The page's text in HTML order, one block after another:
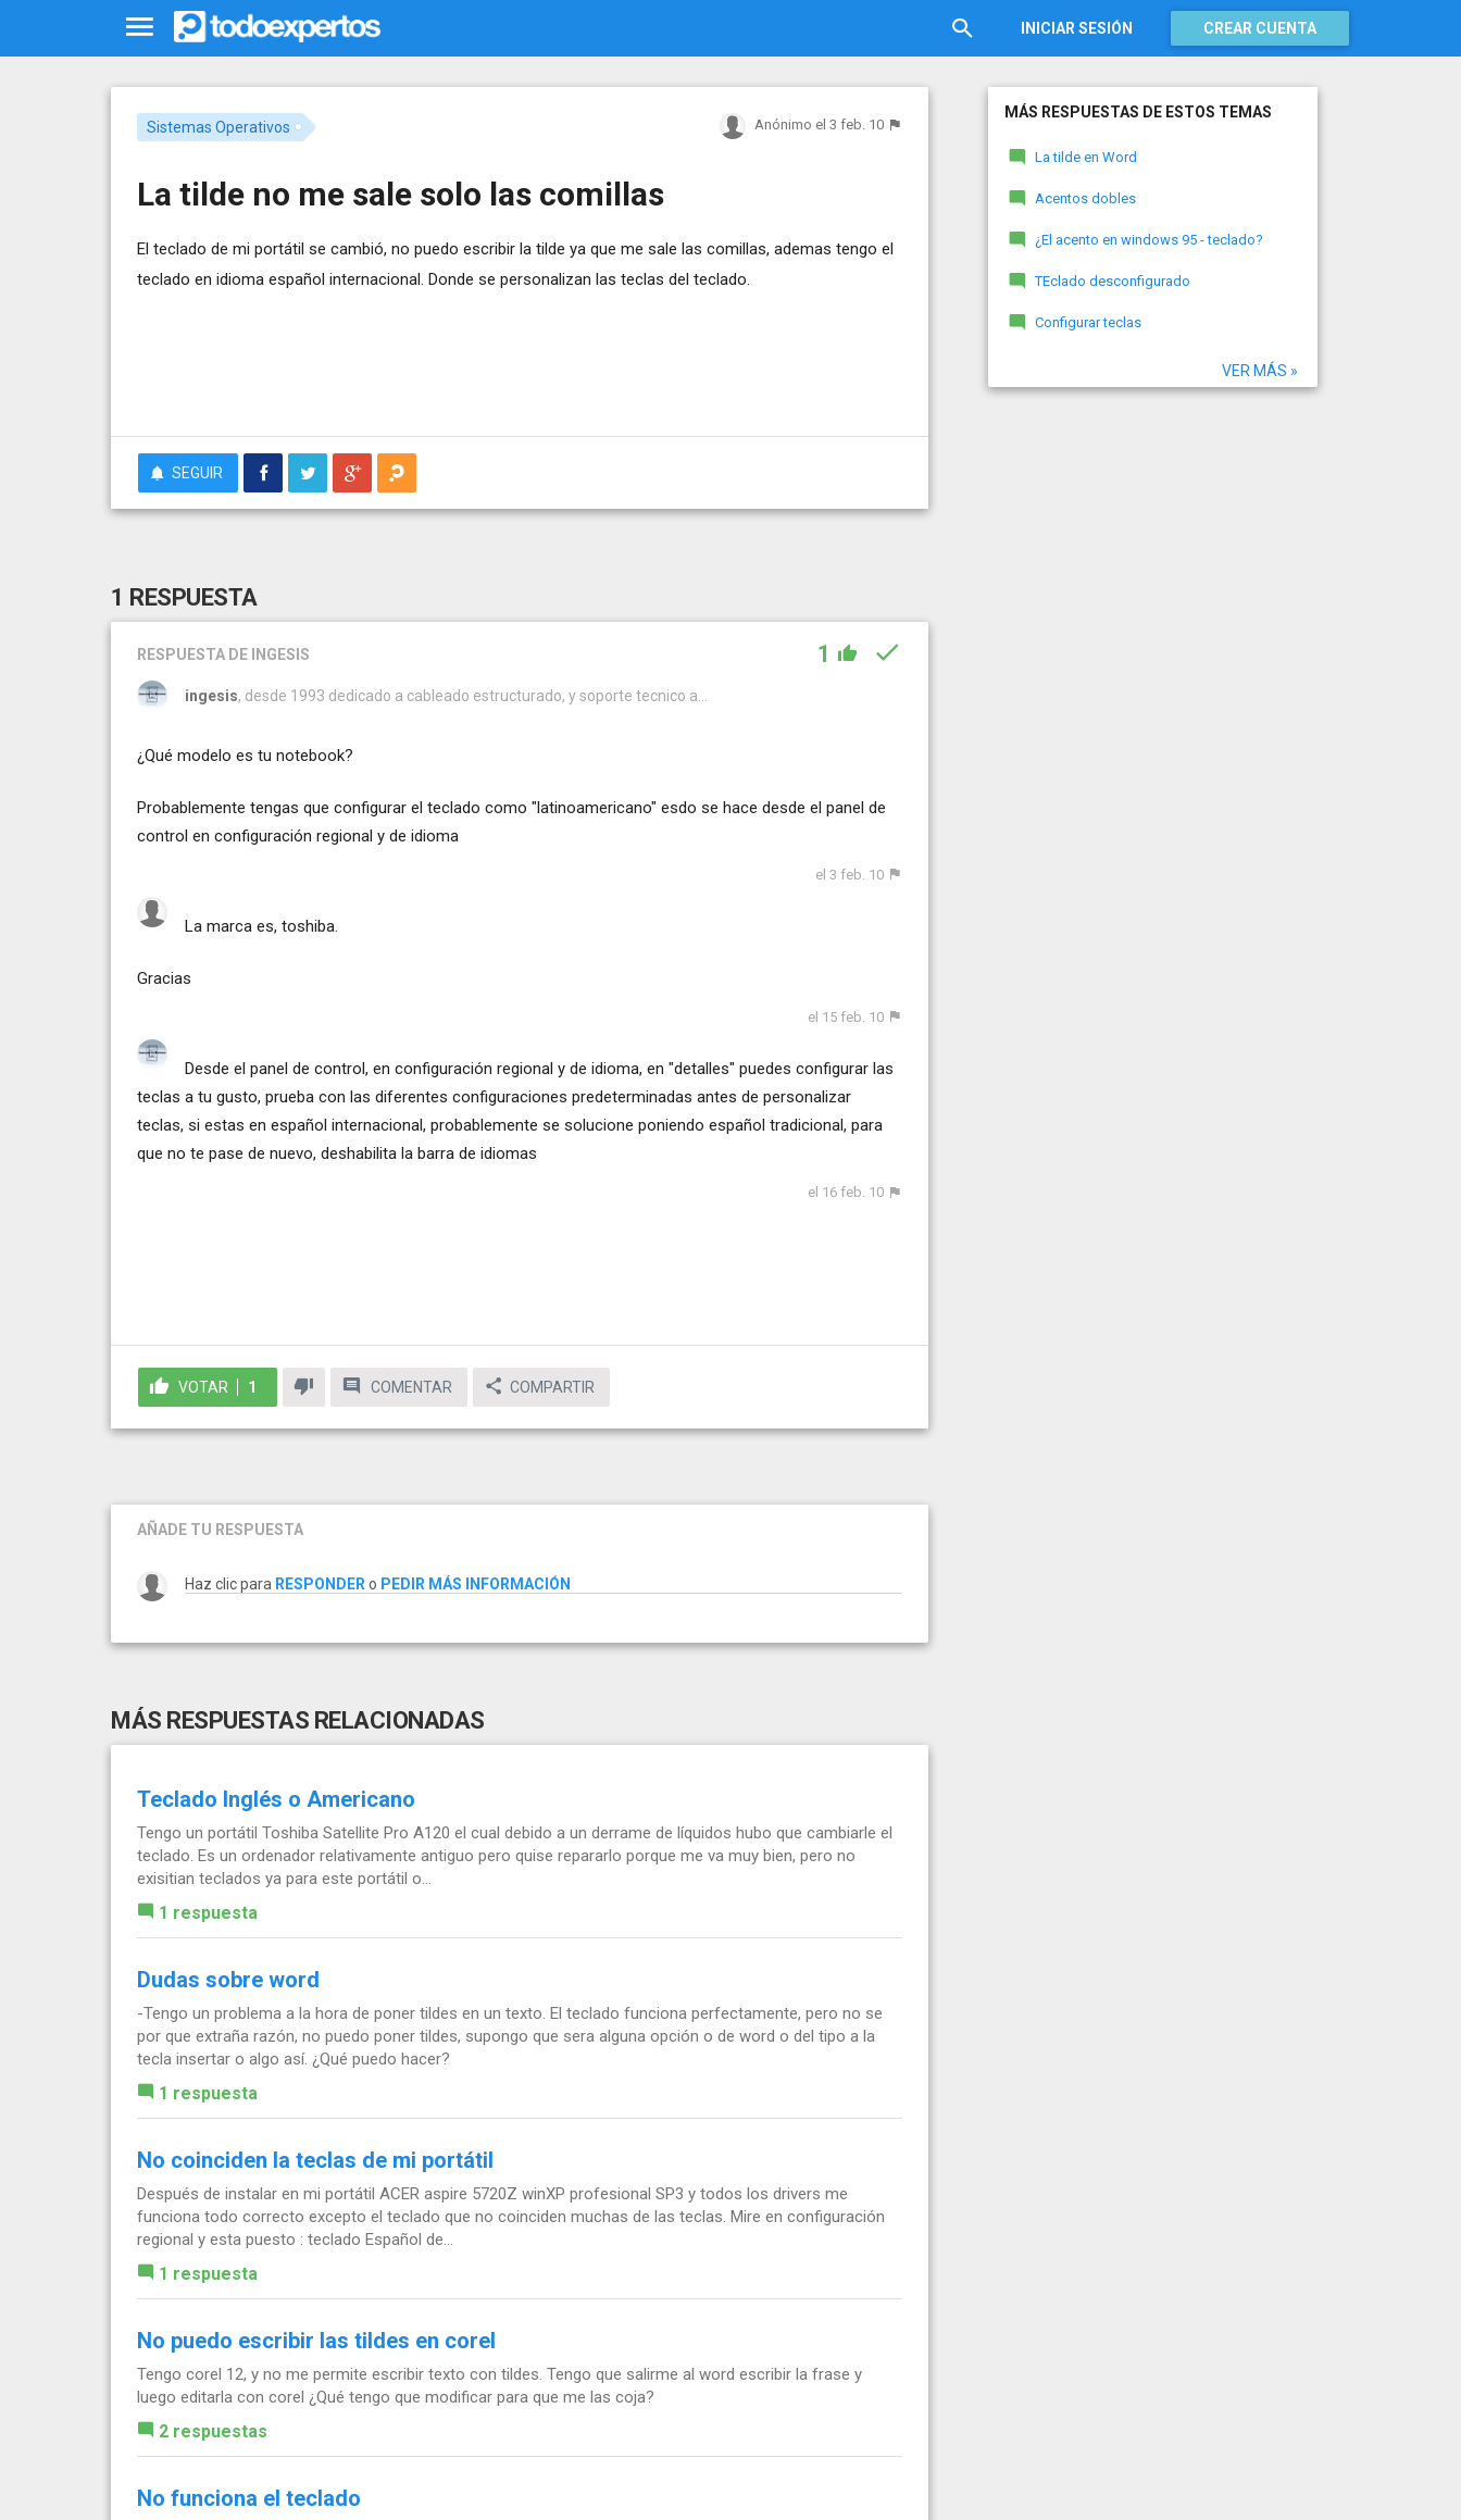
INICIAR SESIÓN CREAR CUENTA
Sistemas Operativos Anónimo el 3 feb. 10
La tilde no me sale solo las comillas
El teclado de mi portátil se cambió, no puedo escribir la tilde ya que me sale las comillas, ademas tengo el
teclado en idioma español internacional. Donde se personalizan las teclas del teclado.
SEGUIR
1 RESPUESTA
RESPUESTA DE INGESIS 1
ingesis, desde 1993 dedicado a cableado estructurado, y soporte tecnico a...
¿Qué modelo es tu notebook?
Probablemente tengas que configurar el teclado como "latinoamericano" esdo se hace desde el panel de
control en configuración regional y de idioma
el 3 feb. 10
La marca es, toshiba.
Gracias
el 15 feb. 10
Desde el panel de control, en configuración regional y de idioma, en "detalles" puedes configurar las
teclas a tu gusto, prueba con las diferentes configuraciones predeterminadas antes de personalizar
teclas, si estas en español internacional, probablemente se solucione poniendo español tradicional, para
que no te pase de nuevo, deshabilita la barra de idiomas
el 16 feb. 10
VOTAR 1 COMENTAR COMPARTIR
AÑADE TU RESPUESTA
Haz clic para RESPONDER o PEDIR MÁS INFORMACIÓN
MÁS RESPUESTAS RELACIONADAS
Teclado Inglés o Americano
Tengo un portátil Toshiba Satellite Pro A120 el cual debido a un derrame de líquidos hubo que cambiarle el
teclado. Es un ordenador relativamente antiguo pero quise repararlo porque me va muy bien, pero no
exisitian teclados ya para este portátil o...
1 respuesta
Dudas sobre word
-Tengo un problema a la hora de poner tildes en un texto. El teclado funciona perfectamente, pero no se
por que extraña razón, no puedo poner tildes, supongo que sera alguna opción o de word o del tipo a la
tecla insertar o algo así. ¿Qué puedo hacer?
1 respuesta
No coinciden la teclas de mi portátil
Después de instalar en mi portátil ACER aspire 5720Z winXP profesional SP3 y todos los drivers me
funciona todo correcto excepto el teclado que no coinciden muchas de las teclas. Mire en configuración
regional y esta puesto : teclado Español de...
1 respuesta
No puedo escribir las tildes en corel
Tengo corel 12, y no me permite escribir texto con tildes. Tengo que salirme al word escribir la frase y
luego editarla con corel ¿Qué tengo que modificar para que me las coja?
2 respuestas
No funciona el teclado
MÁS RESPUESTAS DE ESTOS TEMAS
La tilde en Word
Acentos dobles
¿El acento en windows 95 - teclado?
TEclado desconfigurado
Configurar teclas
VER MÁS »